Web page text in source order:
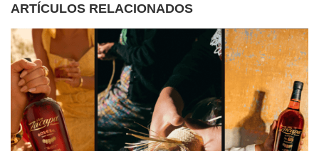
ARTÍCULOS RELACIONADOS